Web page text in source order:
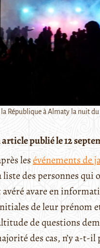
la République à Almaty la nuit du
publié le 12
lesévénements de
des personnes qui
avare en
de leur prénom
de questions
des cas, n’y a-t-il